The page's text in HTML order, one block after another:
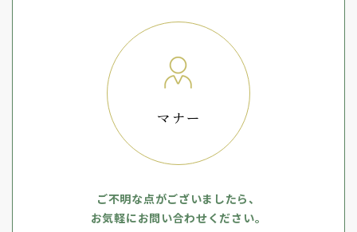
マナー
ご不明な点がございましたら、
お気軽にお問い合わせください。